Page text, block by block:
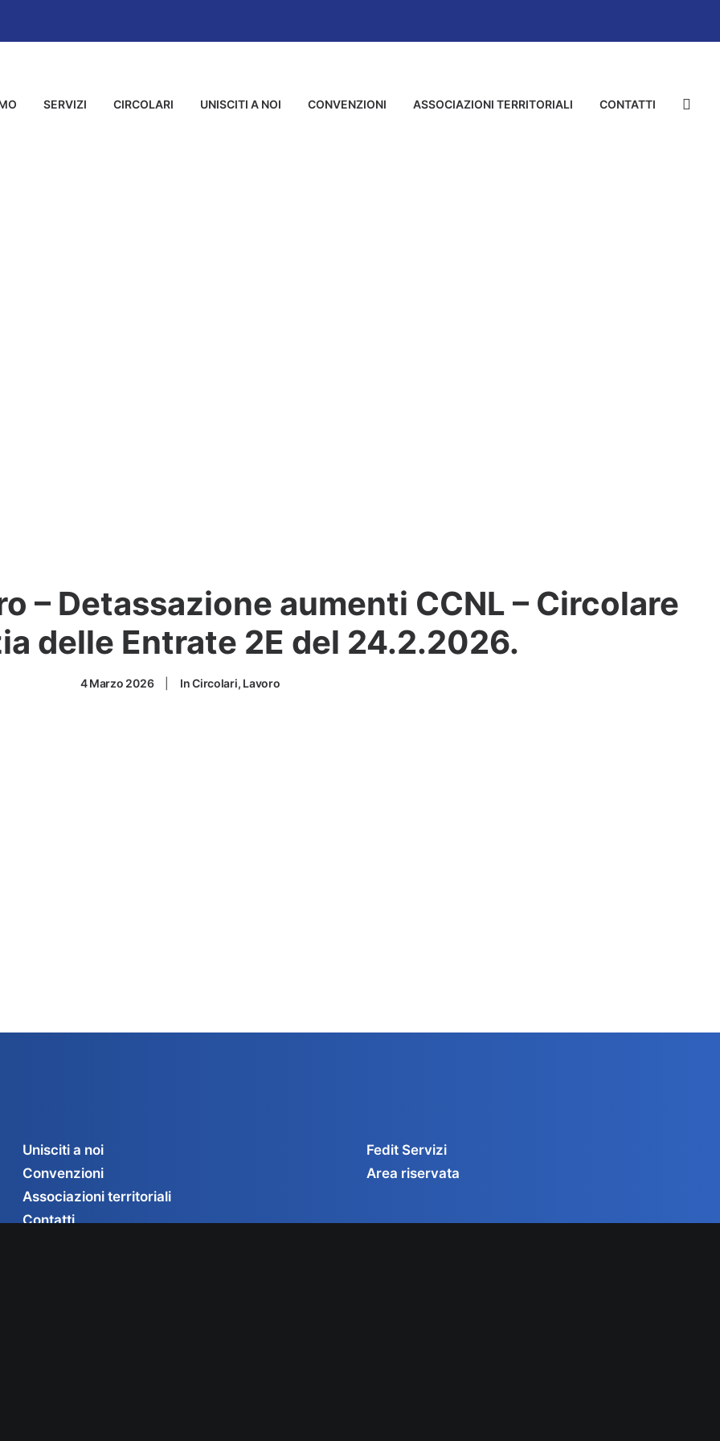
SERVIZI CIRCOLARI UNISCITI A NOI CONVENZIONI ASSOCIAZIONI TERRITORIALI CONTATTI
– Detassazione aumenti CCNL – Circolare
delle Entrate 2E del 24.2.2026.
4 Marzo 2026 InCircolari, Lavoro
Unisciti a noi
Convenzioni
Associazioni territoriali
Contatti
Fedit Servizi
Area riservata